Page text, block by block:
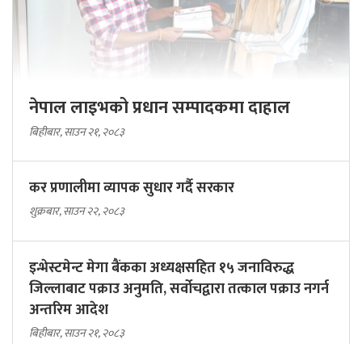
नेपाल लाइभको प्रधान सम्पादकमा दाहाल
बिहीबार, साउन २१, २०८३
कर प्रणालीमा व्यापक सुधार गर्दै सरकार
शुक्रबार, साउन २२, २०८३
इन्भेस्टमेन्ट मेगा बैंकका अध्यक्षसहित १५ जनाविरुद्ध
जिल्लाबाट पक्राउ अनुमति, सर्वोचद्वारा तत्काल पक्राउ नगर्न
अन्तरिम आदेश
बिहीबार, साउन २१, २०८३